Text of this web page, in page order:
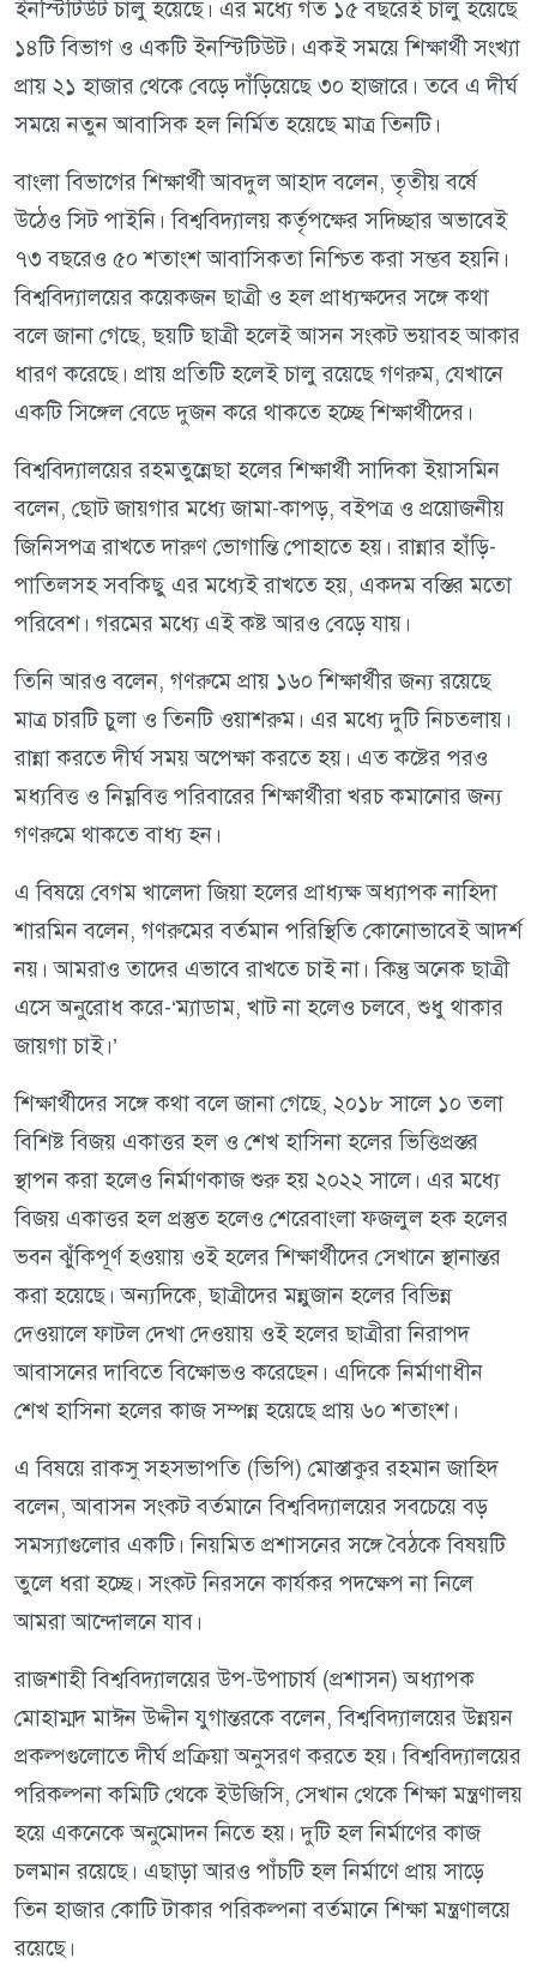
ইনস্টিটিউট চালু হয়েছে। এর মধ্যে গত ১৫ বছরেই চালু হয়েছে
১৪টি বিভাগ ও একটি ইনস্টিটিউট। একই সময়ে শিক্ষার্থী সংখ্যা
প্রায় ২১ হাজার থেকে বেড়ে দাঁড়িয়েছে ৩০ হাজারে। তবে এ দীর্ঘ
সময়ে নতুন আবাসিক হল নির্মিত হয়েছে মাত্র তিনটি।
বাংলা বিভাগের শিক্ষার্থী আবদুল আহাদ বলেন, তৃতীয় বর্ষে
উঠেও সিট পাইনি। বিশ্ববিদ্যালয় কর্তৃপক্ষের সদিচ্ছার অভাবেই
৭৩ বছরেও ৫০ শতাংশ আবাসিকতা নিশ্চিত করা সম্ভব হয়নি।
বিশ্ববিদ্যালয়ের কয়েকজন ছাত্রী ও হল প্রাধ্যক্ষদের সঙ্গে কথা
বলে জানা গেছে, ছয়টি ছাত্রী হলেই আসন সংকট ভয়াবহ আকার
ধারণ করেছে। প্রায় প্রতিটি হলেই চালু রয়েছে গণরুম, যেখানে
একটি সিঙ্গেল বেডে দুজন করে থাকতে হচ্ছে শিক্ষার্থীদের।
বিশ্ববিদ্যালয়ের রহমতুন্নেছা হলের শিক্ষার্থী সাদিকা ইয়াসমিন
বলেন, ছোট জায়গার মধ্যে জামা-কাপড়, বইপত্র ও প্রয়োজনীয়
জিনিসপত্র রাখতে দারুণ ভোগান্তি পোহাতে হয়। রান্নার হাঁড়ি-
পাতিলসহ সবকিছু এর মধ্যেই রাখতে হয়, একদম বস্তির মতো
পরিবেশ। গরমের মধ্যে এই কষ্ট আরও বেড়ে যায়।
তিনি আরও বলেন, গণরুমে প্রায় ১৬০ শিক্ষার্থীর জন্য রয়েছে
মাত্র চারটি চুলা ও তিনটি ওয়াশরুম। এর মধ্যে দুটি নিচতলায়।
রান্না করতে দীর্ঘ সময় অপেক্ষা করতে হয়। এত কষ্টের পরও
মধ্যবিত্ত ও নিম্নবিত্ত পরিবারের শিক্ষার্থীরা খরচ কমানোর জন্য
গণরুমে থাকতে বাধ্য হন।
এ বিষয়ে বেগম খালেদা জিয়া হলের প্রাধ্যক্ষ অধ্যাপক নাহিদা
শারমিন বলেন, গণরুমের বর্তমান পরিস্থিতি কোনোভাবেই আদর্শ
নয়। আমরাও তাদের এভাবে রাখতে চাই না। কিন্তু অনেক ছাত্রী
এসে অনুরোধ করে-‘ম্যাডাম, খাট না হলেও চলবে, শুধু থাকার
জায়গা চাই।’
শিক্ষার্থীদের সঙ্গে কথা বলে জানা গেছে, ২০১৮ সালে ১০ তলা
বিশিষ্ট বিজয় একাত্তর হল ও শেখ হাসিনা হলের ভিত্তিপ্রস্তর
স্থাপন করা হলেও নির্মাণকাজ শুরু হয় ২০২২ সালে। এর মধ্যে
বিজয় একাত্তর হল প্রস্তুত হলেও শেরেবাংলা ফজলুল হক হলের
ভবন ঝুঁকিপূর্ণ হওয়ায় ওই হলের শিক্ষার্থীদের সেখানে স্থানান্তর
করা হয়েছে। অন্যদিকে, ছাত্রীদের মন্নুজান হলের বিভিন্ন
দেওয়ালে ফাটল দেখা দেওয়ায় ওই হলের ছাত্রীরা নিরাপদ
আবাসনের দাবিতে বিক্ষোভও করেছেন। এদিকে নির্মাণাধীন
শেখ হাসিনা হলের কাজ সম্পন্ন হয়েছে প্রায় ৬০ শতাংশ।
এ বিষয়ে রাকসু সহসভাপতি (ভিপি) মোস্তাকুর রহমান জাহিদ
বলেন, আবাসন সংকট বর্তমানে বিশ্ববিদ্যালয়ের সবচেয়ে বড়
সমস্যাগুলোর একটি। নিয়মিত প্রশাসনের সঙ্গে বৈঠকে বিষয়টি
তুলে ধরা হচ্ছে। সংকট নিরসনে কার্যকর পদক্ষেপ না নিলে
আমরা আন্দোলনে যাব।
রাজশাহী বিশ্ববিদ্যালয়ের উপ-উপাচার্য (প্রশাসন) অধ্যাপক
মোহাম্মদ মাঈন উদ্দীন যুগান্তরকে বলেন, বিশ্ববিদ্যালয়ের উন্নয়ন
প্রকল্পগুলোতে দীর্ঘ প্রক্রিয়া অনুসরণ করতে হয়। বিশ্ববিদ্যালয়ের
পরিকল্পনা কমিটি থেকে ইউজিসি, সেখান থেকে শিক্ষা মন্ত্রণালয়
হয়ে একনেকে অনুমোদন নিতে হয়। দুটি হল নির্মাণের কাজ
চলমান রয়েছে। এছাড়া আরও পাঁচটি হল নির্মাণে প্রায় সাড়ে
তিন হাজার কোটি টাকার পরিকল্পনা বর্তমানে শিক্ষা মন্ত্রণালয়ে
রয়েছে।